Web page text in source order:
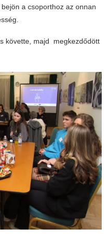
a csoporthoz az onnan
követte, majd megkezdődött